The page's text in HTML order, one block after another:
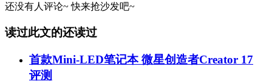
还没有人评论~ 快来抢沙发吧~
读过此文的还读过
首款Mini-LED笔记本 微星创造者Creator 17
评测